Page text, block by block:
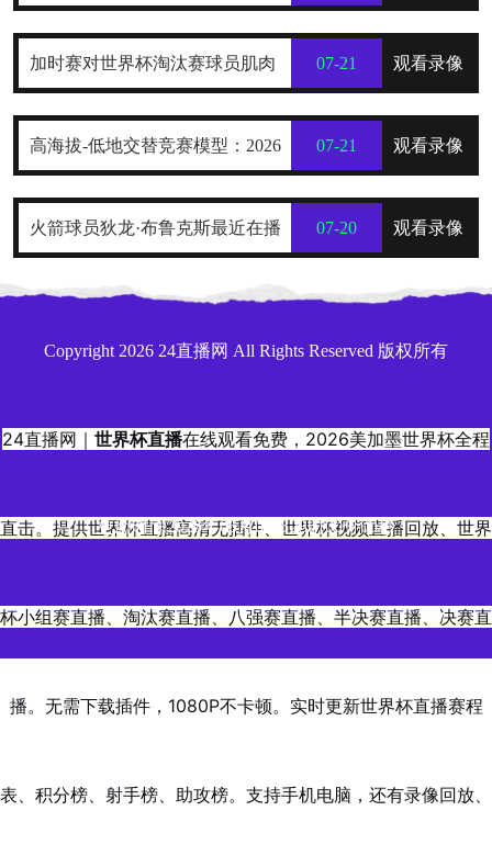
后的权力重构与利益争夺战**
加时赛对世界杯淘汰赛球员肌肉
损伤的解剖学分布规律及关键诱因
07-21 观看录像
高海拔-低地交替竞赛模型：2026
世界杯跨海拔赛程的生理极限阈值
07-21 观看录像
火箭球员狄龙·布鲁克斯最近在播 07-20 观看录像
Copyright 2026 24直播网 All Rights Reserved 版权所有
24直播网｜ 世界杯直播在线观看免费，2026美加墨世界杯全程
直击。提供世界杯直播高清无插件、世界杯视频直播回放、世界
杯小组赛直播、淘汰赛直播、八强赛直播、半决赛直播、决赛直
播。无需下载插件，1080P不卡顿。实时更新世界杯直播赛程
表、积分榜、射手榜、助攻榜。支持手机电脑，还有录像回放、
更新时间2026年06月03日23时00分00秒